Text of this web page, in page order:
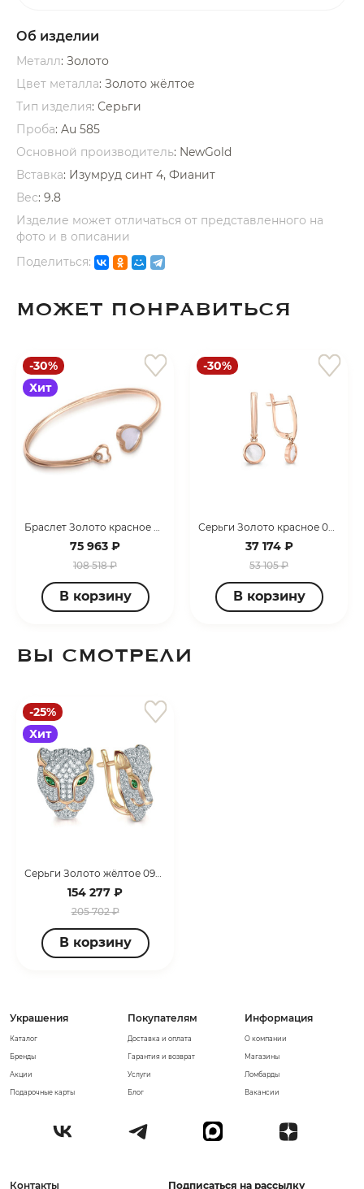
Об изделии
Металл: Золото
Цвет металла: Золото жёлтое
Тип изделия: Серьги
Проба: Au 585
Основной производитель: NewGold
Вставка: Изумруд синт 4, Фианит
Вес: 9.8
Изделие может отличаться от представленного на
фото и в описании
Поделиться:
МОЖЕТ ПОНРАВИТЬСЯ
-30%
Хит
Браслет Золото красное 099070_09_01_000_2848
75 963 ₽
108 518 ₽
В корзину
-30%
Серьги Золото красное 099682_02_01_000_2670
37 174 ₽
53 105 ₽
В корзину
ВЫ СМОТРЕЛИ
-25%
Хит
Серьги Золото жёлтое 099108_02_03_005_3129
154 277 ₽
205 702 ₽
В корзину
Информация
О компании
Магазины
Ломбарды
Вакансии
Украшения
Каталог
Бренды
Акции
Подарочные карты
Покупателям
Доставка и оплата
Гарантия и возврат
Услуги
Блог
Контакты Подписаться на рассылку
раз в 2 недели